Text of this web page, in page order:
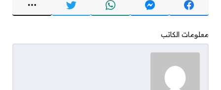
معلومات الكاتب